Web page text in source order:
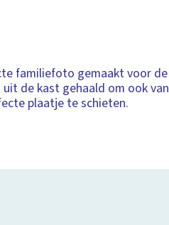
familiefoto gemaakt voor de
de kast gehaald om ook van
plaatje te schieten.